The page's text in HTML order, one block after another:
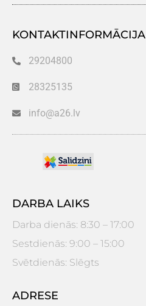
KONTAKTINFORMĀCIJA
29204800
28325135
info@a26.lv
DARBA LAIKS
Darba dienās: 8:30 – 17:00
Sestdienās: 9:00 – 15:00
Svētdienās: Slēgts
ADRESE